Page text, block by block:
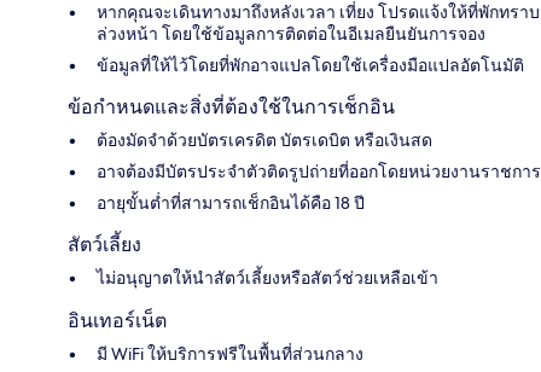
หากคุณจะเดินทางมาถึงหลังเวลา เที่ยง โปรดแจ้งให้ที่พักทราบ
ล่วงหน้า โดยใช้ข้อมูลการติดต่อในอีเมลยืนยันการจอง
ข้อมูลที่ให้ไว้โดยที่พักอาจแปลโดยใช้เครื่องมือแปลอัตโนมัติ
ข้อกำหนดและสิ่งที่ต้องใช้ในการเช็กอิน
ต้องมัดจำด้วยบัตรเครดิต บัตรเดบิต หรือเงินสด
อาจต้องมีบัตรประจำตัวติดรูปถ่ายที่ออกโดยหน่วยงานราชการ
อายุขั้นต่ำที่สามารถเช็กอินได้คือ 18 ปี
สัตว์เลี้ยง
ไม่อนุญาตให้นำสัตว์เลี้ยงหรือสัตว์ช่วยเหลือเข้า
อินเทอร์เน็ต
มี WiFi ให้บริการฟรีในพื้นที่ส่วนกลาง